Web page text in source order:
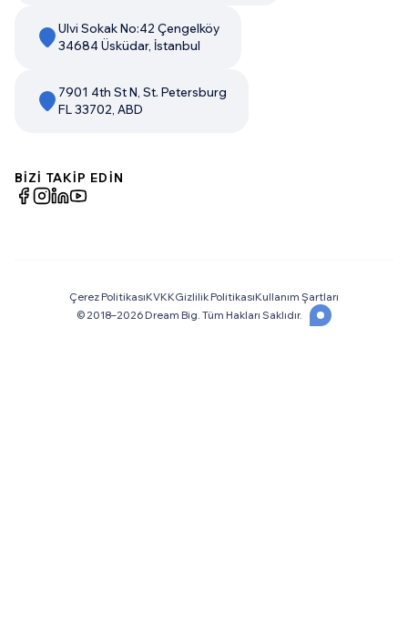
Ulvi Sokak No:42 Çengelköy
34684 Üsküdar, İstanbul
7901 4th St N, St. Petersburg
FL 33702, ABD
BİZİ TAKİP EDİN
Çerez PolitikasıKVKKGizlilik PolitikasıKullanım Şartları
© 2018–2026Dream Big. Tüm Hakları Saklıdır.